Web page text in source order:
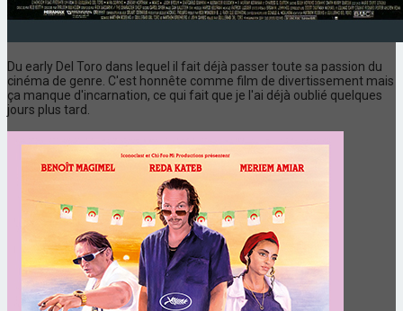
Du early Del Toro dans lequel il fait déjà passer toute sa passion du
cinéma de genre. C'est honnête comme film de divertissement mais
ça manque d'incarnation, ce qui fait que je l'ai déjà oublié quelques
jours plus tard.